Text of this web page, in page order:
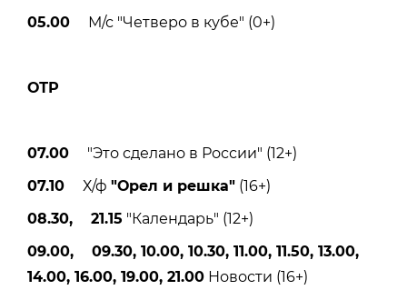
05.00 М/с "Четверо в кубе" (0+)
ОТР
07.00 "Это сделано в России" (12+)
07.10 Х/ф "Орел и решка" (16+)
08.30, 21.15 "Календарь" (12+)
09.00, 09.30, 10.00, 10.30, 11.00, 11.50, 13.00,
14.00, 16.00, 19.00, 21.00 Новости (16+)